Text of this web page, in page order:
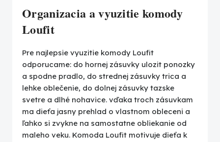
Organizacia a vyuzitie komody
Loufit
Pre najlepsie vyuzitie komody Loufit
odporucame: do hornej zásuvky ulozit ponozky
a spodne pradlo, do strednej zásuvky trica a
lehke oblečenie, do dolnej zásuvky tazske
svetre a dlhé nohavice. vďaka troch zásuvkam
ma dieťa jasny prehlad o vlastnom obleceni a
ľahko si zvykne na samostatne obliekanie od
maleho veku. Komoda Loufit motivuje dieťa k